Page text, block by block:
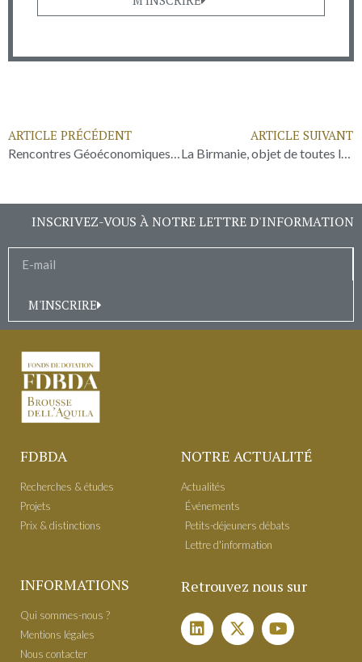
ARTICLE PRÉCÉDENT
Rencontres Géoéconomiques 04/09 // UE-Vietnam – Institut EGA
ARTICLE SUIVANT
La Birmanie, objet de toutes les attentions chinoises en Asie du Sud-Est
INSCRIVEZ-VOUS À NOTRE LETTRE D'INFORMATION
M'INSCRIRE
FDBDA
Recherches & études
Projets
Prix & distinctions
NOTRE ACTUALITÉ
Actualités
É​vénements
Petits-déjeuners débats
Lettre d'information
INFORMATIONS
Qui sommes-nous ?
Mentions légales
Nous contacter
Retrouvez nous sur